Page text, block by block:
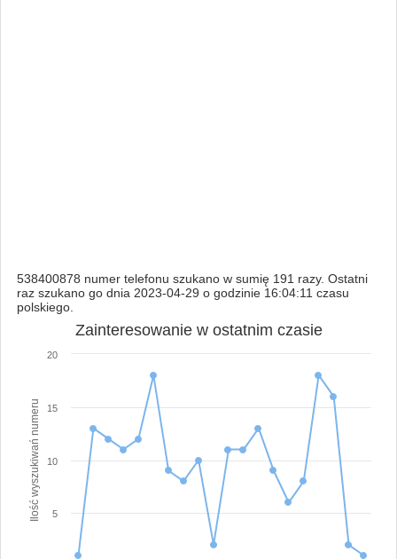
538400878 numer telefonu szukano w sumię 191 razy. Ostatni
raz szukano go dnia 2023-04-29 o godzinie 16:04:11 czasu
polskiego.
Ilość wyszukiwań numeru
Zainteresowanie w ostatnim czasie
5
10
15
20